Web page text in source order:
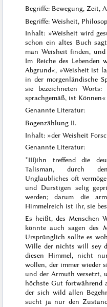
Begriffe: Bewegung, Zeit,
Begriffe: Weisheit,
Inhalt: »Weisheit wird
schon ein altes Buch
man Weisheit finden,
Im Reiche des
Abgrund«, »Weisheit ist
in der morgenländische
sie bezeichneten Worts:
sprachgemäß, ist Können«
Genannte Literatur:
Bogenzählung II.
Inhalt: »der Weisheit
Genannte Literatur:
*III)ihn treffend die
Talisman, durch
Unglaubliches oft
und Durstigen selig
werden; darum die arm
Himmelreich ist ihr, sie
Es heißt, des Menschen
könnte auch sagen des
Ursprünglich sollte es
Wille der nichts will sey
diesen Himmel, nicht
wollen, der immer wieder
und der Armuth versetzt,
höchste Gut fortwährend
der sich wild allen
sucht ja nur den